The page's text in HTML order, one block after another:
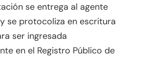
se entrega al agente
se protocoliza en escritura
ser ingresada
en el Registro Público de